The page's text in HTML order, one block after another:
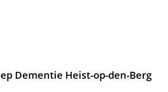
Dementie Heist-op-den-Berg